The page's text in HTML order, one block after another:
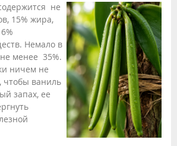
не
15% жира,
Немало в
менее 35%.
ничем не
чтобы ваниль
запах, ее